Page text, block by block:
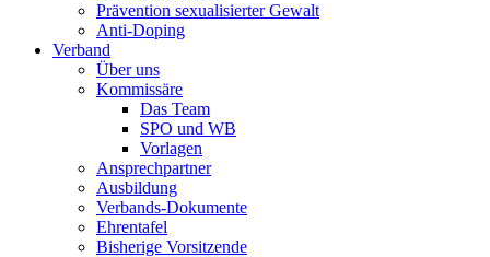
Prävention sexualisierter Gewalt
Anti-Doping
Verband
Über uns
Kommissäre
Das Team
SPO und WB
Vorlagen
Ansprechpartner
Ausbildung
Verbands-Dokumente
Ehrentafel
Bisherige Vorsitzende